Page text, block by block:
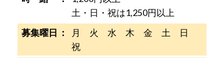
土・日・祝は1,250円以上
募集曜日
月 火 水 木 金 土 日
祝